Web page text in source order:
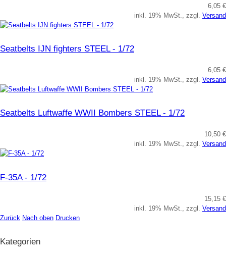
6,05 €
inkl. 19% MwSt., zzgl. Versand
Seatbelts IJN fighters STEEL - 1/72
6,05 €
inkl. 19% MwSt., zzgl. Versand
Seatbelts Luftwaffe WWII Bombers STEEL - 1/72
10,50 €
inkl. 19% MwSt., zzgl. Versand
F-35A - 1/72
15,15 €
inkl. 19% MwSt., zzgl. Versand
Zurück Nach oben Drucken
Kategorien